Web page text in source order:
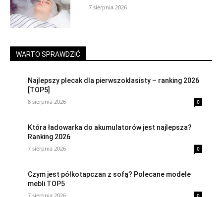
7 sierpnia 2026
WARTO SPRAWDZIĆ
Najlepszy plecak dla pierwszoklasisty – ranking 2026
[TOP5]
8 sierpnia 2026 0
Która ładowarka do akumulatorów jest najlepsza?
Ranking 2026
7 sierpnia 2026 0
Czym jest półkotapczan z sofą? Polecane modele
mebli TOP5
7 sierpnia 2026 0